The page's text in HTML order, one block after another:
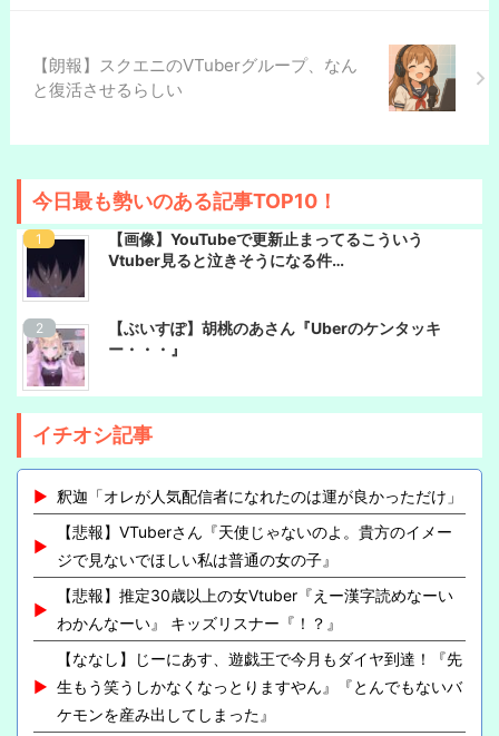
【朗報】スクエニのVTuberグループ、なん
と復活させるらしい
今日最も勢いのある記事TOP10！
【画像】YouTubeで更新止まってるこういう
Vtuber見ると泣きそうになる件…
【ぶいすぽ】胡桃のあさん『Uberのケンタッキ
ー・・・』
イチオシ記事
釈迦「オレが人気配信者になれたのは運が良かっただけ」
【悲報】VTuberさん『天使じゃないのよ。貴方のイメー
ジで見ないでほしい私は普通の女の子』
【悲報】推定30歳以上の女Vtuber『えー漢字読めなーい
わかんなーい』 キッズリスナー『！？』
【ななし】じーにあす、遊戯王で今月もダイヤ到達！『先
生もう笑うしかなくなっとりますやん』『とんでもないバ
ケモンを産み出してしまった』